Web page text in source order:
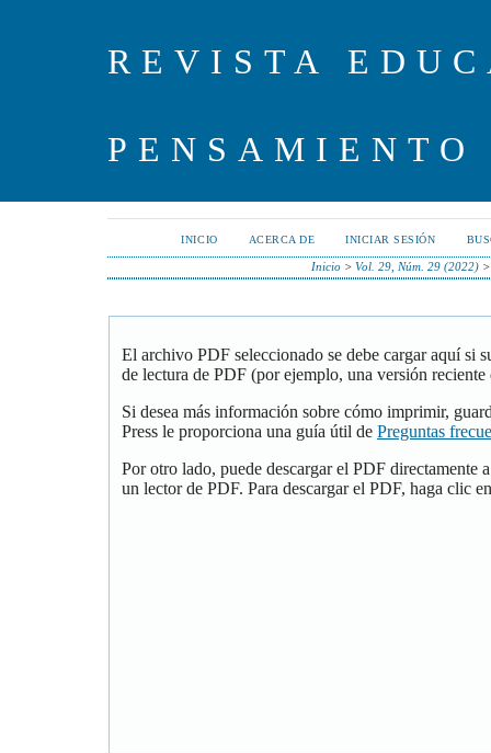
REVISTA
PENSAMIENTO
INICIO ACERCA DE INICIAR SESIÓN
Inicio >Vol. 29, Núm. 29 (2022)
El archivo PDF seleccionado se debe cargar aquí si
de lectura de PDF (por ejemplo, una versión
Si desea más información sobre cómo imprimir,
Press le proporciona una guía útil de Preguntas
Por otro lado, puede descargar el PDF directamente
un lector de PDF. Para descargar el PDF, haga clic